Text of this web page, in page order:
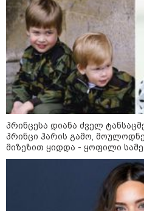
ირანის
ს
ტარიელ
პრინცესა დიანა ძველ
პრინცი ჰარის გამო,
მიზეზით ყიდდა - ყოფილი
საკუთარ წიგნში საუბრობს